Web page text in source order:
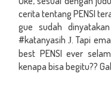
cerita tentang PENSI
gue sudah
#katanyasihJ. Tapi
best PENSI ever
kenapa bisa begitu??